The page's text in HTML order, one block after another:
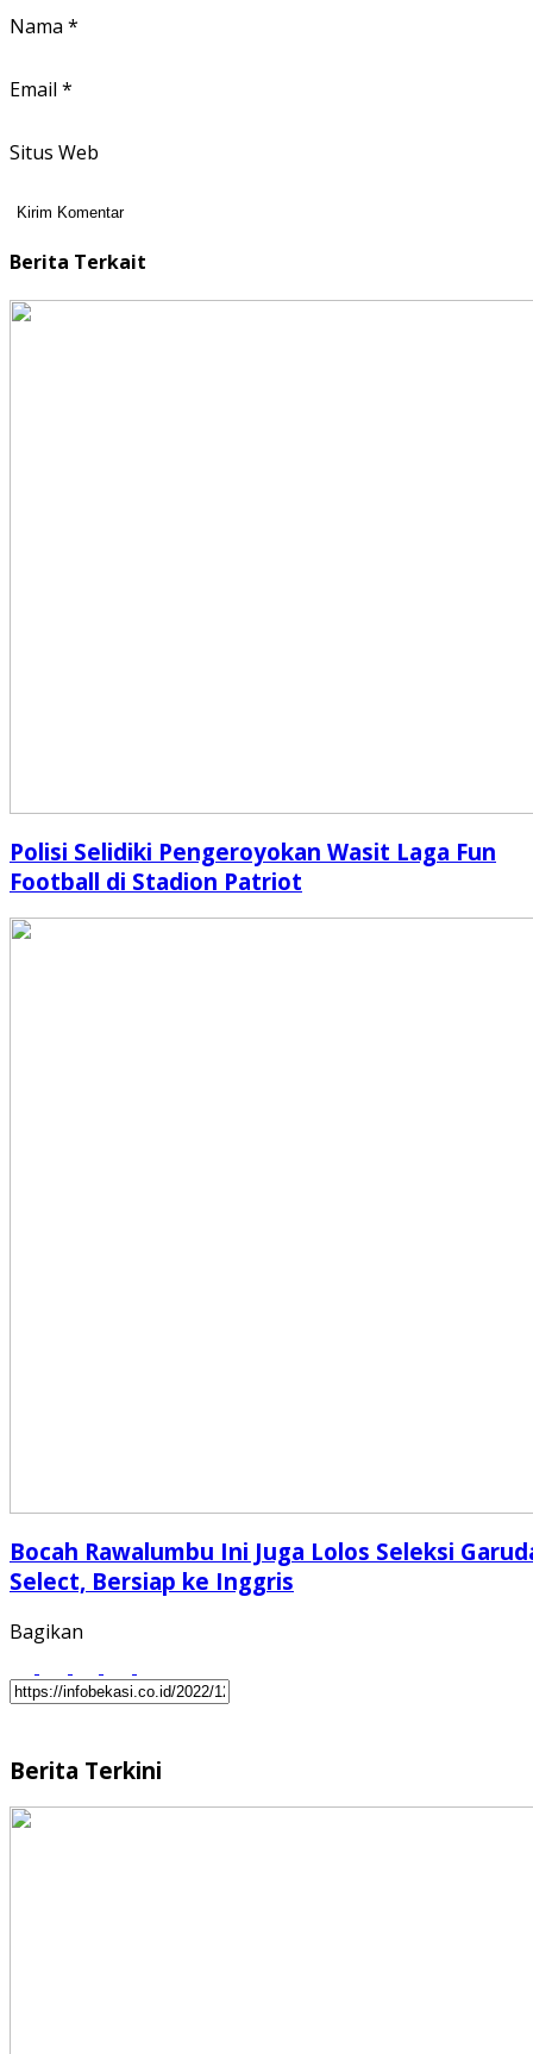
Nama *
Email *
Situs Web
Berita Terkait
Polisi Selidiki Pengeroyokan Wasit Laga Fun
Football di Stadion Patriot
Bocah Rawalumbu Ini Juga Lolos Seleksi
Select, Bersiap ke Inggris
Bagikan
Berita Terkini